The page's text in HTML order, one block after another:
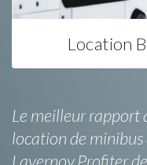
Location
Le meilleur rapport
location de
Lavernoy.Profiter